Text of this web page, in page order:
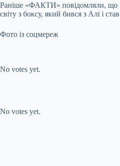
Раніше «ФАКТИ» повідомляли, що
світу з боксу, який бився з Алі і
Фото із соцмереж
No votes yet.
No votes yet.